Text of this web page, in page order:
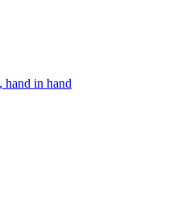
hand in hand